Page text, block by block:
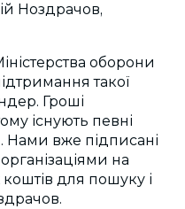
Ноздрачов,
оборони
такої
Гроші
існують певні
вже підписані
на
для пошуку і